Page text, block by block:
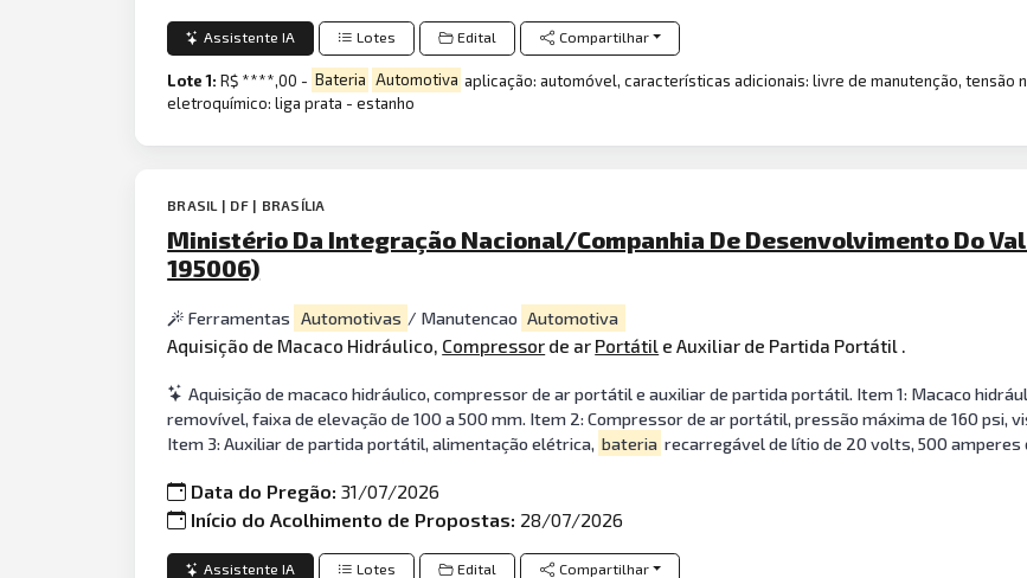
Assistente IA Lotes Edital Compartilhar
Lote 1:R$ ****,00 - Bateria Automotiva aplicação: automóvel, características adicionais: livre de manutenção, tensão
eletroquímico: liga prata - estanho
BRASIL | DF | BRASÍLIA
Ministério Da Integração Nacional/Companhia De Desenvolvimento Do
195006)
Ferramentas Automotivas / Manutencao Automotiva
Aquisição de Macaco Hidráulico, Compressor de ar Portátil e Auxiliar de Partida Portátil .
Aquisição de macaco hidráulico, compressor de ar portátil e auxiliar de partida portátil. Item 1: Macaco
removível, faixa de elevação de 100 a 500 mm. Item 2: Compressor de ar portátil, pressão máxima de 160 psi,
Item 3: Auxiliar de partida portátil, alimentação elétrica, bateria recarregável de lítio de 20 volts, 500
Data do Pregão:31/07/2026
Início do Acolhimento de Propostas: 28/07/2026
Assistente IA Lotes Edital Compartilhar